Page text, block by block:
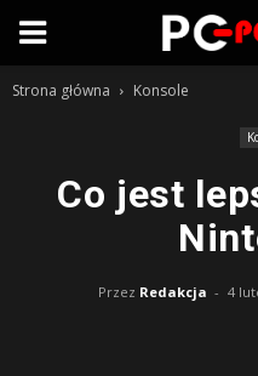
Strona główna Konsole
Co jest
Przez Redakcja - 4